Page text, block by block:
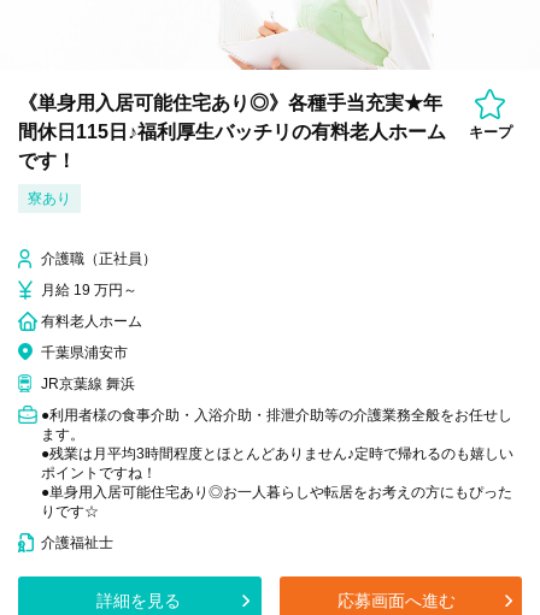
《単身用入居可能住宅あり◎》各種手当充実★年
間休日115日♪福利厚生バッチリの有料老人ホーム
です！
キープ
寮あり
介護職（正社員）
月給 19 万円～
有料老人ホーム
千葉県浦安市
JR京葉線 舞浜
●利用者様の食事介助・入浴介助・排泄介助等の介護業務全般をお任せし
ます。
●残業は月平均3時間程度とほとんどありません♪定時で帰れるのも嬉しい
ポイントですね！
●単身用入居可能住宅あり◎お一人暮らしや転居をお考えの方にもぴった
りです☆
介護福祉士
詳細を見る 応募画面へ進む